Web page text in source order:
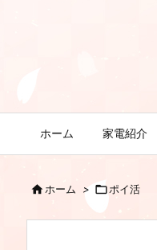
ホーム 家電紹介
ホーム > ポイ活